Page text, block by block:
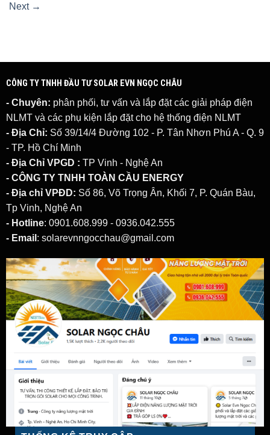
Next →
CÔNG TY TNHH ĐẦU TƯ SOLAR EVN NGỌC CHÂU
- Chuyên: phân phối, tư vấn và lắp đặt các giải pháp điện
NLMT và các phụ kiện lắp đặt cho hệ thống điện NLMT
- Địa Chỉ: Số 39/14/4 Đường 102 - P. Tân Nhơn Phú A - Q. 9
- TP. Hồ Chí Minh
- Địa Chỉ VPGD : TP Vinh - Nghệ An
- CÔNG TY TNHH TOÀN CẦU ENERGY
- Địa chỉ VPĐD: Số 86, Võ Trọng Ân, Khối 7, P. Quán Bàu,
Tp Vinh, Nghệ An
- Hotline: 0901.608.999 - 0936.042.555
- Email : solarevnngocchau@gmail.com